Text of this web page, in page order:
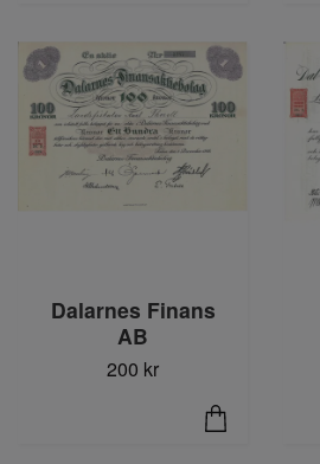
Dalarnes Finans
AB
200 kr